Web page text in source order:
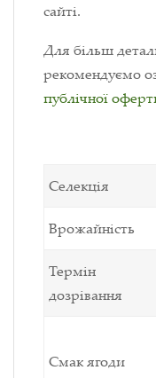
сайті.
Для більш
рекомендуємо
публічної
Селекція
Врожайність
Термін
дозрівання
Смак ягоди